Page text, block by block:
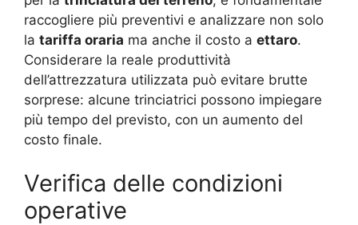
raccogliere più preventivi e analizzare non solo
la tariffa oraria ma anche il costo a ettaro.
Considerare la reale produttività
dell’attrezzatura utilizzata può evitare brutte
sorprese: alcune trinciatrici possono impiegare
più tempo del previsto, con un aumento del
costo finale.
Verifica delle condizioni
operative